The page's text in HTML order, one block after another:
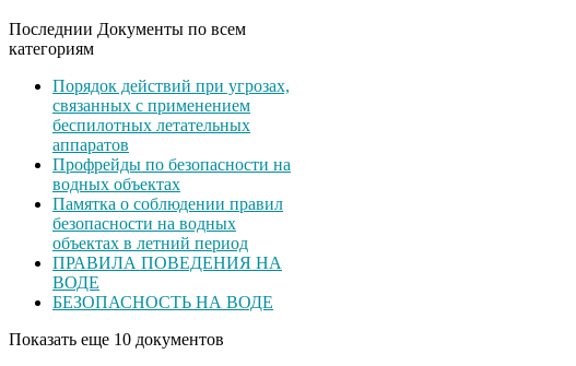
Последнии Документы по всем
категориям
Порядок действий при угрозах,
связанных с применением
беспилотных летательных
аппаратов
Профрейды по безопасности на
водных объектах
Памятка о соблюдении правил
безопасности на водных
объектах в летний период
ПРАВИЛА ПОВЕДЕНИЯ НА
ВОДЕ
БЕЗОПАСНОСТЬ НА ВОДЕ
Показать еще 10 документов